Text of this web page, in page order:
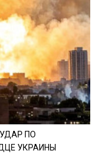
ПО
УКРАИНЫ